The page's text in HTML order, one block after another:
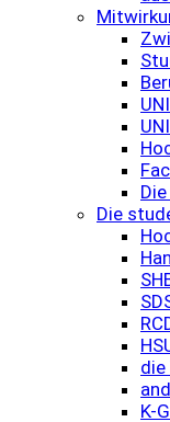
Die
die
K-